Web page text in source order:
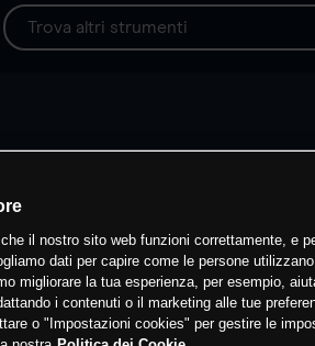
il nostro sito web funzioni correttamente, e
dati per capire come le persone
migliorare la tua esperienza, per esempio,
i contenuti o il marketing alle tue
o "Impostazioni cookies" per gestire le